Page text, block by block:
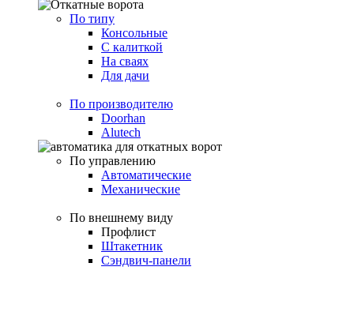
По типу
Консольные
С калиткой
На сваях
Для дачи
По производителю
Doorhan
Alutech
По управлению
Автоматические
Механические
По внешнему виду
Профлист
Штакетник
Сэндвич-панели